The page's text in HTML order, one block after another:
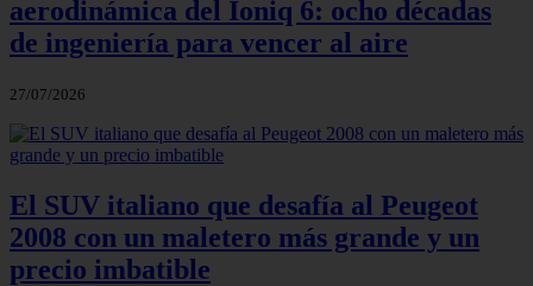
aerodinámica del Ioniq 6: ocho décadas
de ingeniería para vencer al aire
27/07/2026
El SUV italiano que desafía al Peugeot
2008 con un maletero más grande y un
precio imbatible